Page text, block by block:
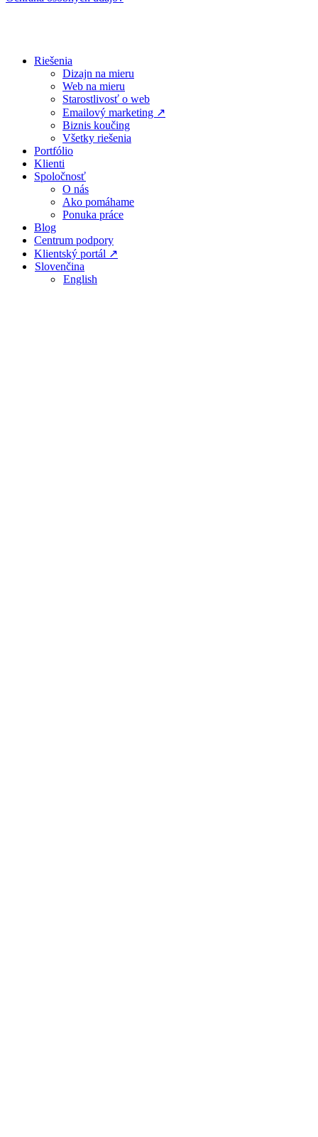
Close
Riešenia
Dizajn na mieru
Web na mieru
Starostlivosť o web
Emailový marketing ↗
Biznis koučing
Všetky riešenia
Portfólio
Klienti
Spoločnosť
O nás
Ako pomáhame
Ponuka práce
Blog
Centrum podpory
Klientský portál ↗
Slovenčina
English